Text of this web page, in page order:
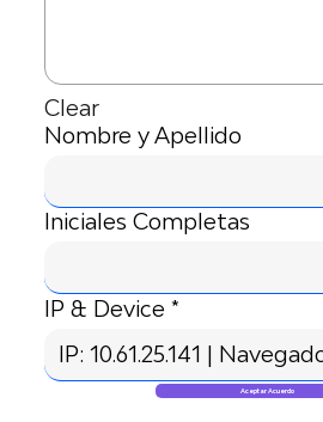
Clear
Nombre y Apellido
Iniciales Completas
IP & Device
Aceptar Acuerdo